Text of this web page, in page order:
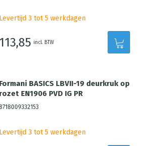
Levertijd 3 tot 5 werkdagen
113,85 incl. BTW
Formani BASICS LBVII-19 deurkruk op
rozet EN1906 PVD IG PR
Levertijd 3 tot 5 werkdagen